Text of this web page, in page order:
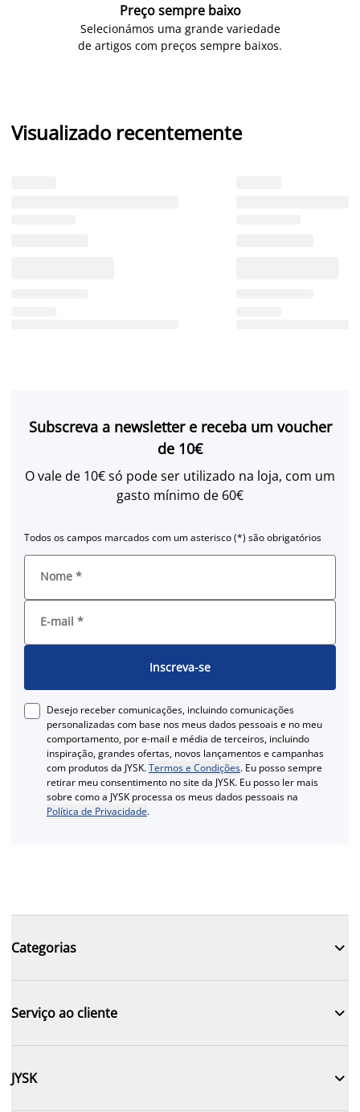
Preço sempre baixo
Selecionámos uma grande variedade
de artigos com preços sempre baixos.
Visualizado recentemente
Subscreva a newsletter e receba um voucher
de 10€
O vale de 10€ só pode ser utilizado na loja, com um
gasto mínimo de 60€
Todos os campos marcados com um asterisco (*) são obrigatórios
Nome *
E-mail *
Inscreva-se
Desejo receber comunicações, incluindo comunicações
personalizadas com base nos meus dados pessoais e no meu
comportamento, por e-mail e média de terceiros, incluindo
inspiração, grandes ofertas, novos lançamentos e campanhas
com produtos da JYSK.Termos e Condições. Eu posso sempre
retirar meu consentimento no site da JYSK. Eu posso ler mais
sobre como a JYSK processa os meus dados pessoais na
Política de Privacidade.
Categorias 
Serviço ao cliente 
JYSK 